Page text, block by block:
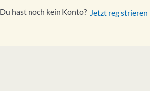
Du hast noch kein Konto? Jetzt registrieren